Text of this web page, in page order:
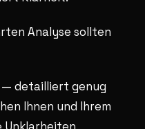
Analyse sollten
— detailliert genug
Ihnen und Ihrem